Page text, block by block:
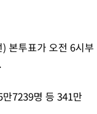
본투표가 오전 6시부
7239명 등 341만